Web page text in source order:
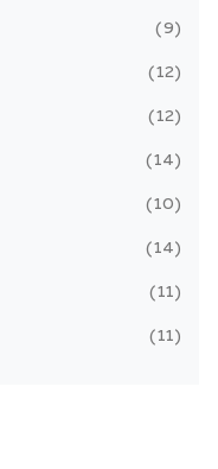
9
12
12
14
10
14
11
11